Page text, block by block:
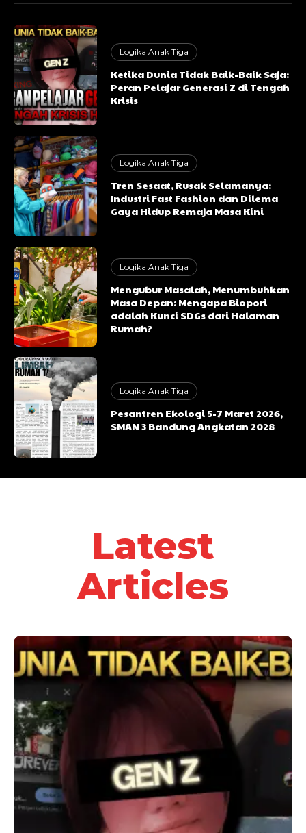
Logika Anak Tiga
Ketika Dunia Tidak Baik-Baik Saja:
Peran Pelajar Generasi Z di Tengah
Krisis
Logika Anak Tiga
Tren Sesaat, Rusak Selamanya:
Industri Fast Fashion dan Dilema
Gaya Hidup Remaja Masa Kini
Logika Anak Tiga
Mengubur Masalah, Menumbuhkan
Masa Depan: Mengapa Biopori
adalah Kunci SDGs dari Halaman
Rumah?
Logika Anak Tiga
Pesantren Ekologi 5-7 Maret 2026,
SMAN 3 Bandung Angkatan 2028
Latest
Articles